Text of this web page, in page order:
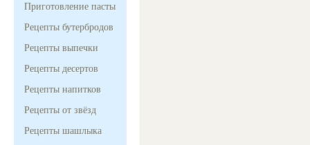
Приготовление пасты
Рецепты бутербродов
Рецепты выпечки
Рецепты десертов
Рецепты напитков
Рецепты от звёзд
Рецепты шашлыка